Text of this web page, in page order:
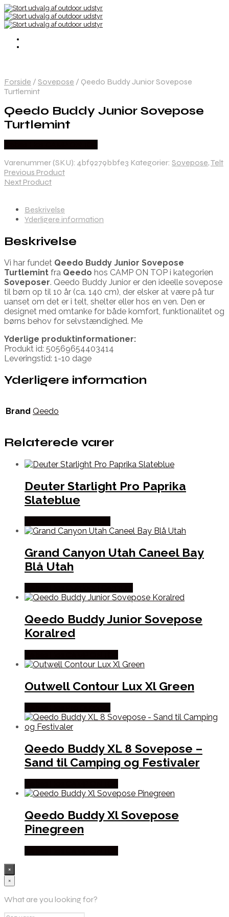
Forside / Sovepose / Qeedo Buddy Junior Sovepose
Turtlemint
Qeedo Buddy Junior Sovepose
Turtlemint
Varenummer (SKU): 4bf9279bbfe3 Kategorier: Sovepose,Telt
Previous Product
Next Product
Beskrivelse
Yderligere information
Beskrivelse
Vi har fundet Qeedo Buddy Junior Sovepose
Turtlemint fra Qeedo hos CAMP ON TOP i kategorien
Soveposer. Qeedo Buddy Junior er den ideelle sovepose
til børn op til 10 år (ca. 140 cm), der elsker at være på tur
uanset om det er i telt, shelter eller hos en ven. Den er
designet med omtanke for både komfort, funktionalitet og
børns behov for selvstændighed. Me
Yderlige produktinformationer:
Produkt id: 50569654403414
Leveringstid: 1-10 dage
Yderligere information
Brand Qeedo
Relaterede varer
Deuter Starlight Pro Paprika
Slateblue
Grand Canyon Utah Caneel Bay
Blå Utah
Qeedo Buddy Junior Sovepose
Koralred
Outwell Contour Lux Xl Green
Qeedo Buddy XL 8 Sovepose –
Sand til Camping og Festivaler
Qeedo Buddy Xl Sovepose
Pinegreen
×
×
What are you looking for?